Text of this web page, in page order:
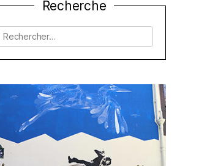
Recherche
Rechercher :